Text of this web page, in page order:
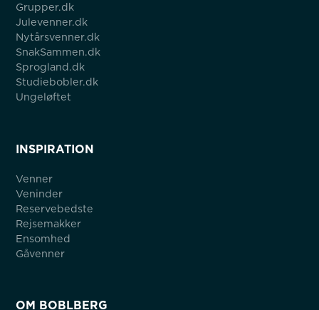
Grupper.dk
Julevenner.dk
Nytårsvenner.dk
SnakSammen.dk
Sprogland.dk
Studiebobler.dk
Ungeløftet
INSPIRATION
Venner
Veninder
Reservebedste
Rejsemakker
Ensomhed
Gåvenner
OM BOBLBERG